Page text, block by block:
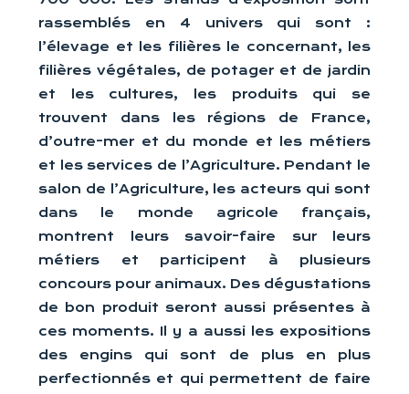
rassemblés en 4 univers qui sont :
l’élevage et les filières le concernant, les
filières végétales, de potager et de jardin
et les cultures, les produits qui se
trouvent dans les régions de France,
d’outre-mer et du monde et les métiers
et les services de l’Agriculture. Pendant le
salon de l’Agriculture, les acteurs qui sont
dans le monde agricole français,
montrent leurs savoir-faire sur leurs
métiers et participent à plusieurs
concours pour animaux. Des dégustations
de bon produit seront aussi présentes à
ces moments. Il y a aussi les expositions
des engins qui sont de plus en plus
perfectionnés et qui permettent de faire